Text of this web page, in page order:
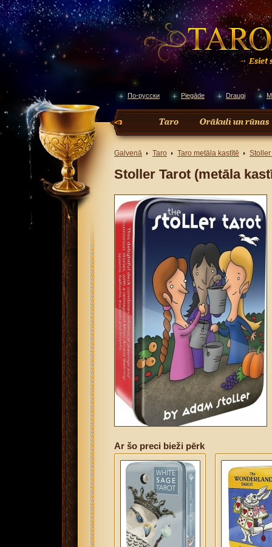
По-русски Piegāde Draugi
Galvenā Taro Taro metāla kastītē Stoller
Stoller Tarot (metāla
Ar šo preci bieži pērk